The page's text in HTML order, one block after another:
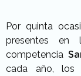
Por quinta
presentes en
competencia
cada año, los